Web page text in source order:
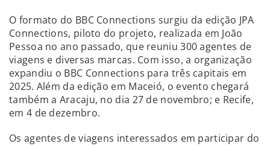
O formato do BBC Connections surgiu da edição JPA
Connections, piloto do projeto, realizada em João
Pessoa no ano passado, que reuniu 300 agentes de
viagens e diversas marcas. Com isso, a organização
expandiu o BBC Connections para três capitais em
2025. Além da edição em Maceió, o evento chegará
também a Aracaju, no dia 27 de novembro; e Recife,
em 4 de dezembro.
Os agentes de viagens interessados em participar do